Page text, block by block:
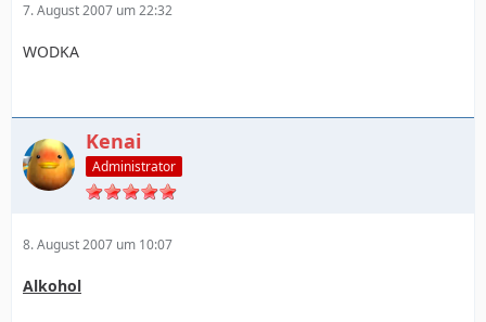
7. August 2007 um 22:32
WODKA
Kenai
Administrator
8. August 2007 um 10:07
Alkohol